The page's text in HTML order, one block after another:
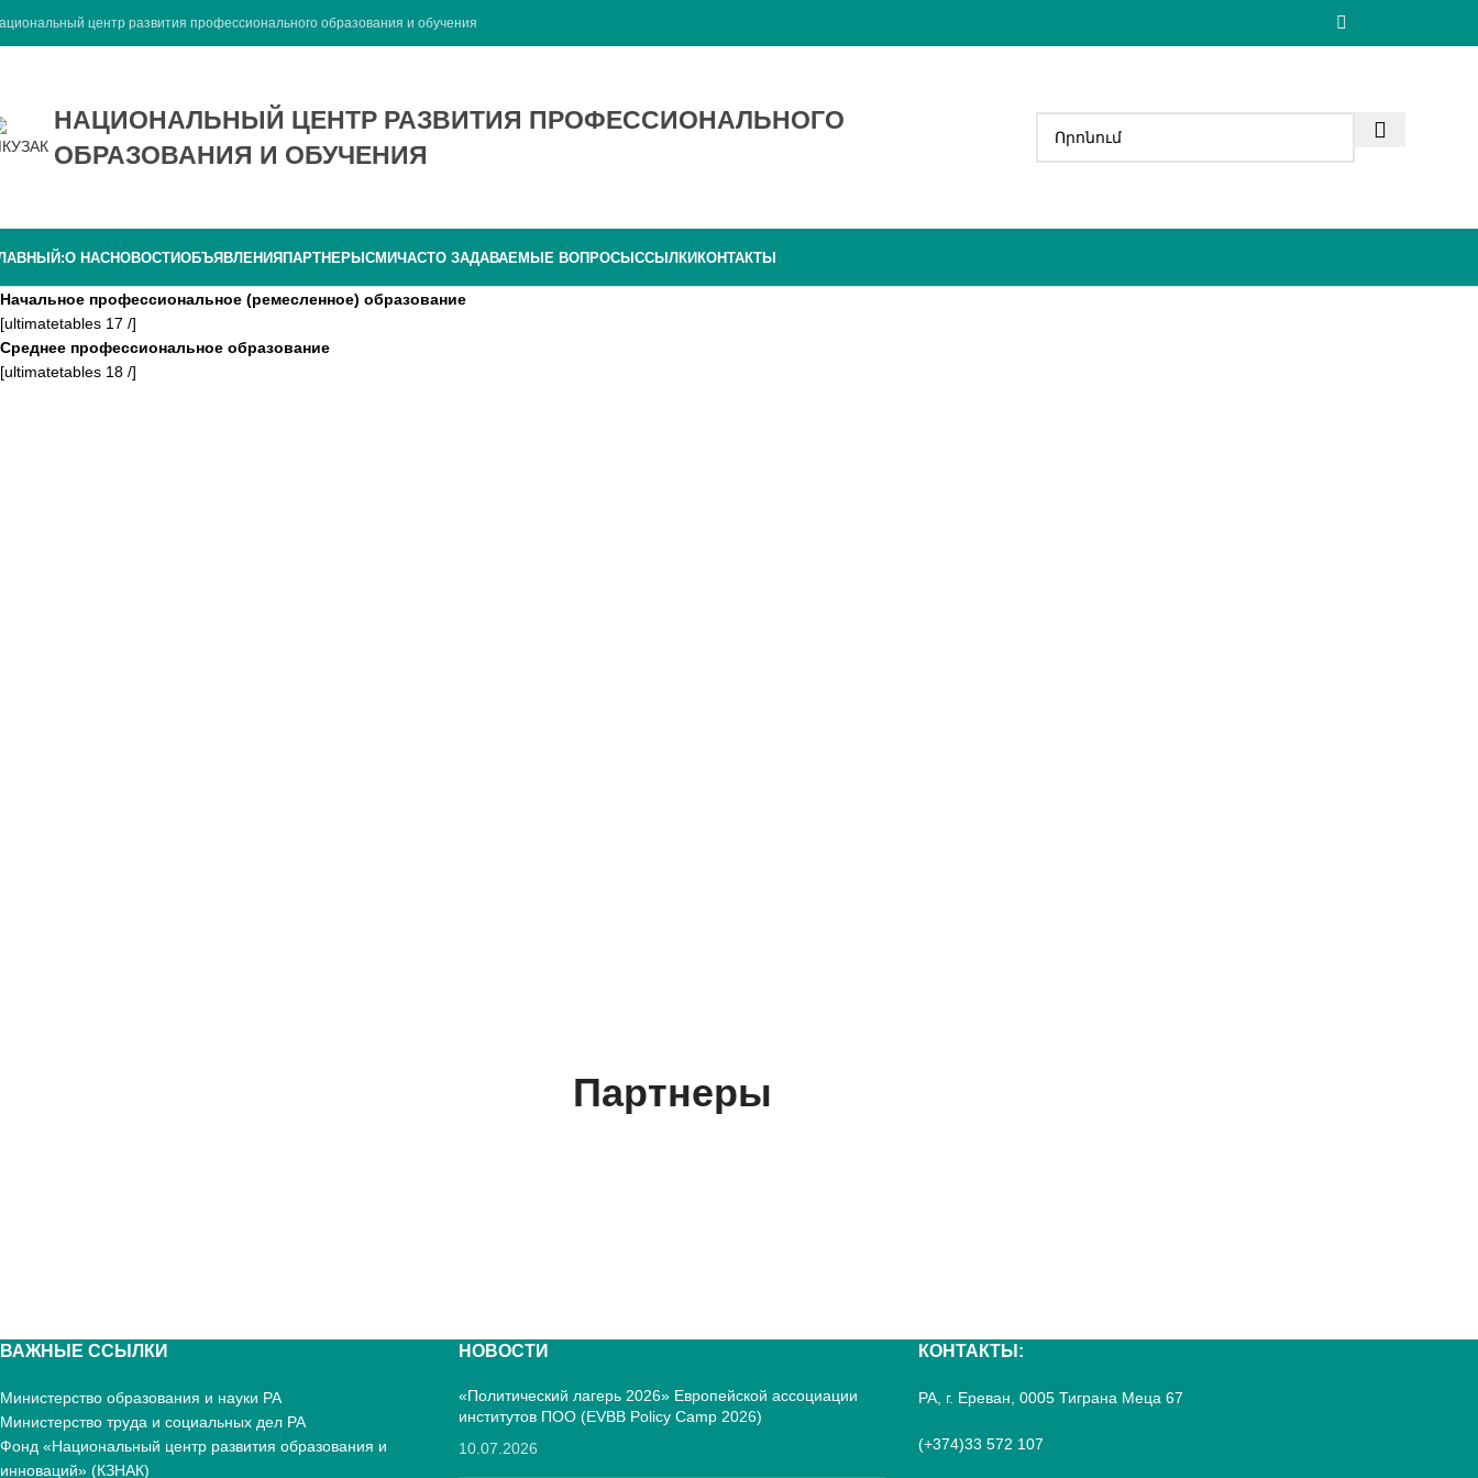
центр развития профессионального образования и обучения
НАЦИОНАЛЬНЫЙ ЦЕНТР РАЗВИТИЯ ПРОФЕССИОНАЛЬНОГО
ОБРАЗОВАНИЯ И ОБУЧЕНИЯ
О НАСНОВОСТИОБЪЯВЛЕНИЯПАРТНЕРЫСМИЧАСТО ЗАДАВАЕМЫЕ ВОПРОСЫССЫЛКИКОНТАКТЫ
Начальное профессиональное (ремесленное) образование
[ultimatetables 17 /]
Среднее профессиональное образование
[ultimatetables 18 /]
Партнеры
ВАЖНЫЕ ССЫЛКИ
Министерство образования и науки РА
Министерство труда и социальных дел РА
Фонд «Национальный центр развития образования и
инноваций» (КЗНАК)
НОВОСТИ
«Политический лагерь 2026» Европейской ассоциации
институтов ПОО (EVBB Policy Camp 2026)
10.07.2026
КОНТАКТЫ:
РА, г. Ереван, 0005 Тиграна Меца 67
(+374)33 572 107